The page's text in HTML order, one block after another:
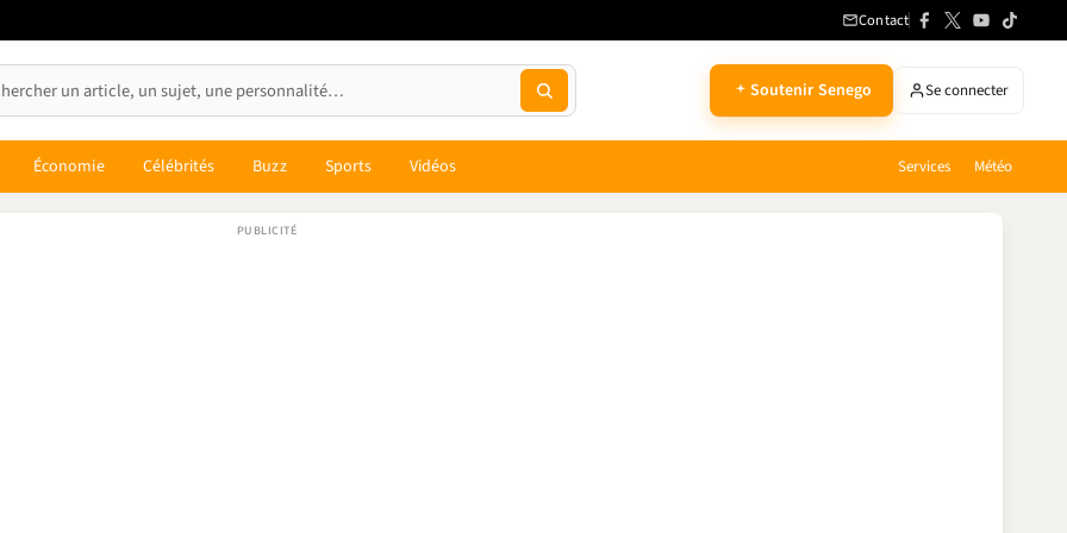
Contact
Soutenir Senego Se connecter
Économie Célébrités Buzz Sports Vidéos Services Météo